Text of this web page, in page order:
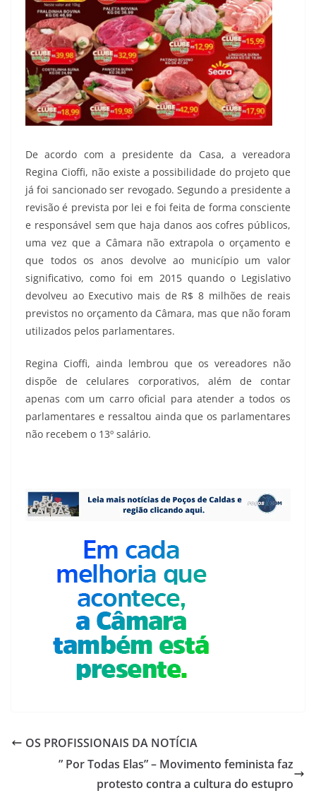
De acordo com a presidente da Casa, a vereadora
Regina Cioffi, não existe a possibilidade do projeto que
já foi sancionado ser revogado. Segundo a presidente a
revisão é prevista por lei e foi feita de forma consciente
e responsável sem que haja danos aos cofres públicos,
uma vez que a Câmara não extrapola o orçamento e
que todos os anos devolve ao município um valor
significativo, como foi em 2015 quando o Legislativo
devolveu ao Executivo mais de R$ 8 milhões de reais
previstos no orçamento da Câmara, mas que não foram
utilizados pelos parlamentares.
Regina Cioffi, ainda lembrou que os vereadores não
dispõe de celulares corporativos, além de contar
apenas com um carro oficial para atender a todos os
parlamentares e ressaltou ainda que os parlamentares
não recebem o 13º salário.
OS PROFISSIONAIS DA NOTÍCIA
” Por Todas Elas” – Movimento feminista faz
protesto contra a cultura do estupro